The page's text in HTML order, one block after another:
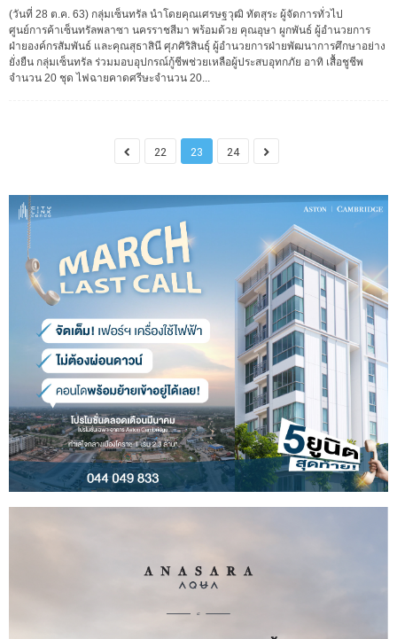
(วันที่ 28 ต.ค. 63) กลุ่มเซ็นทรัล นำโดยคุณเศรษฐวุฒิ ทัตสุระ ผู้จัดการทั่วไป
ศูนย์การค้าเซ็นทรัลพลาซา นครราชสีมา พร้อมด้วย คุณอุษา ผูกพันธ์ ผู้อำนวยการ
ฝ่ายองค์กรสัมพันธ์ และคุณสุธาสินี ศุภศิริสินธุ์ ผู้อำนวยการฝ่ายพัฒนาการศึกษาอย่าง
ยั่งยืน กลุ่มเซ็นทรัล ร่วมมอบอุปกรณ์กู้ชีพช่วยเหลือผู้ประสบอุทกภัย อาทิ เสื้อชูชีพ
จำนวน 20 ชุด ไฟฉายคาดศรีษะจำนวน 20...
22 23 24